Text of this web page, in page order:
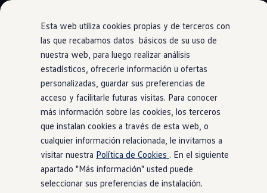
Esta web utiliza cookies propias y de terceros con
las que recabamos datos básicos de su uso de
nuestra web, para luego realizar análisis
estadísticos, ofrecerle información u ofertas
personalizadas, guardar sus preferencias de
acceso y facilitarle futuras visitas. Para conocer
más información sobre las cookies, los terceros
que instalan cookies a través de esta web, o
cualquier información relacionada, le invitamos a
visitar nuestra Política de Cookies . En el siguiente
apartado "Más información" usted puede
seleccionar sus preferencias de instalación.
Ir
directamente
al contenido
Ir
directamente
al pie de
página
Nuevo ID. Polo: El eléctrico para todos
Nuevo ID. Cross 100% eléctrico
Modelos 7 plazas
Descubre el nuevo Golf GTI 50 Aniversario
Gama Deportiva
Gama SUV de Volkswagen
Sistemas de Asistencia Volkswagen
Ofertas y promociones
Precios Especiales
Renueva tu Volkswagen
Trae un amigo a Volkswagen Canarias
Financiación Volkswagen
Volkswagen Flex & Serenity
Renting
Vehículos de ocasión
Concursos Volkswagen
VW Connect para tu ID.7
Conectacon tu ID.7